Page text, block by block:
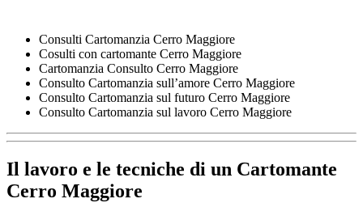
Consulti Cartomanzia Cerro Maggiore
Cosulti con cartomante Cerro Maggiore
Cartomanzia Consulto Cerro Maggiore
Consulto Cartomanzia sull’amore Cerro Maggiore
Consulto Cartomanzia sul futuro Cerro Maggiore
Consulto Cartomanzia sul lavoro Cerro Maggiore
Il lavoro e le tecniche di un Cartomante
Cerro Maggiore